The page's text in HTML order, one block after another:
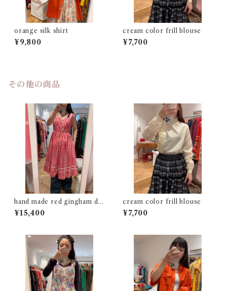
orange silk shirt
¥9,800
cream color frill blouse
¥7,700
その他の商品
hand made red gingham dr
ess
¥15,400
cream color frill blouse
¥7,700